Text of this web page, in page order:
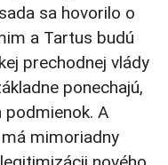
sa hovorilo o
a Tartus budú
prechodnej vlády
ponechajú,
podmienok. A
mimoriadny